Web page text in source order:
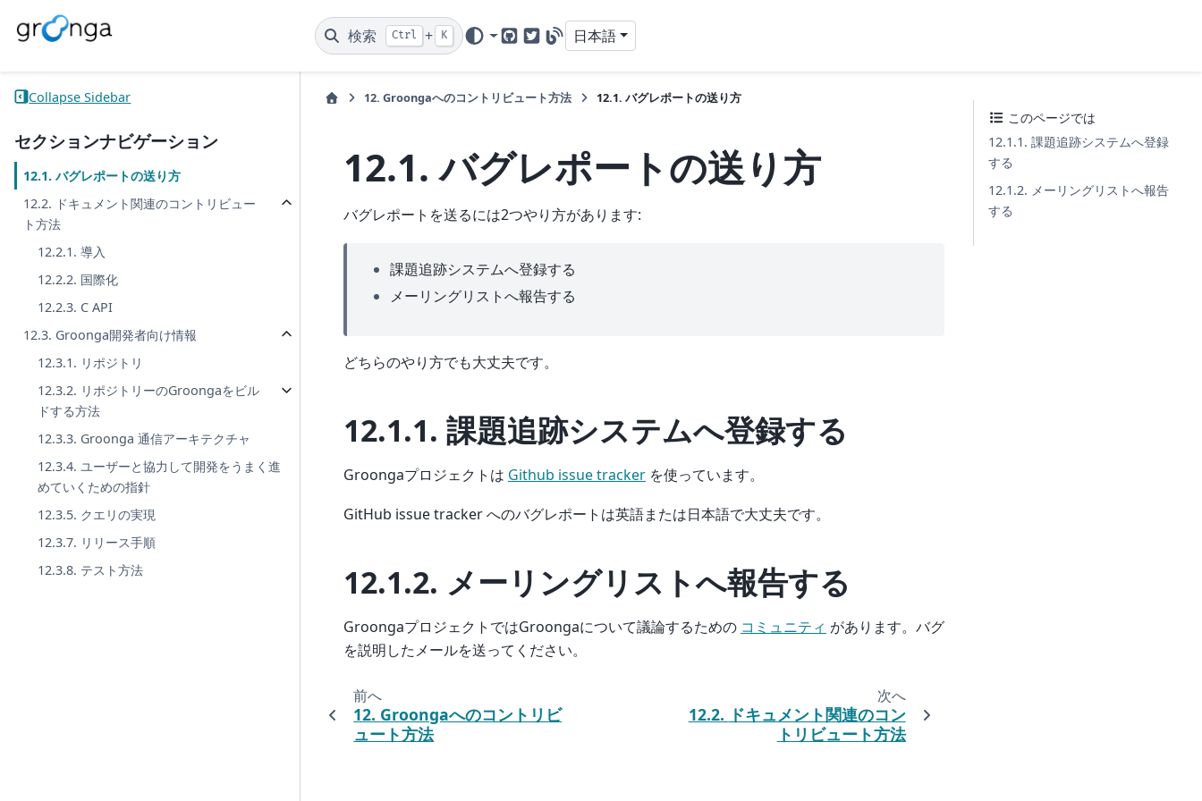
検索 Ctrl + K
GitHubTwitter
Blog
日本語
Collapse Sidebar
セクションナビゲーション
12.1. バグレポートの送り方
12.2. ドキュメント関連のコントリビュー
ト方法
12.2.1. 導入
12.2.2. 国際化
12.2.3. C API
12.3. Groonga開発者向け情報
12.3.1. リポジトリ
12.3.2. リポジトリーのGroongaをビル
ドする方法
12.3.3. Groonga 通信アーキテクチャ
12.3.4. ユーザーと協力して開発をうまく進
めていくための指針
12.3.5. クエリの実現
12.3.7. リリース手順
12.3.8. テスト方法
12. Groongaへのコントリビュート方法 12.1. バグレポートの送り方
12.1.バグレポートの送り方
バグレポートを送るには2つやり方があります:
課題追跡システムへ登録する
メーリングリストへ報告する
どちらのやり方でも大丈夫です。
12.1.1. 課題追跡システムへ登録する
Groongaプロジェクトは Github issue tracker を使っています。
GitHub issue tracker へのバグレポートは英語または日本語で大丈夫です。
12.1.2. メーリングリストへ報告する
GroongaプロジェクトではGroongaについて議論するための コミュニティ があります。バグ
を説明したメールを送ってください。
前へ
12. Groongaへのコントリビ
ュート方法
次へ
12.2. ドキュメント関連のコン
トリビュート方法
このページでは
12.1.1. 課題追跡システムへ登録
する
12.1.2. メーリングリストへ報告
する